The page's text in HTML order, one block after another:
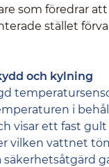
som föredrar
stället
och kylning
i
visar ett fast
vilken vattnet